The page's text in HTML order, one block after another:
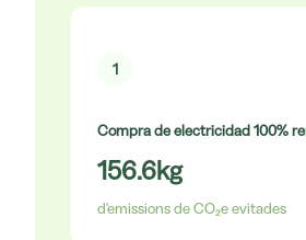
1
Compra de electricidad 100%
156.6kg
d'emissions de CO₂e evitades